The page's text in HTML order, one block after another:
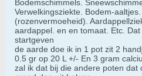
Bodemschimmels.
Verwelkingsziekte. Bodem-
(rozenvermoeheid).
aardappel. en en tomaat. Etc.
startgeven
de aarde doe ik in 1 pot zit 2
0.5 gr op 20 L +/- En 3 gram
zal ik dat bij die andere poten dat